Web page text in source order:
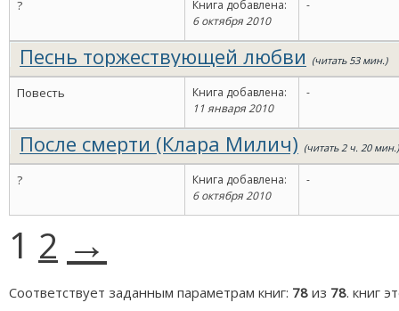
?
Книга добавлена:
6 октября 2010
-
Песнь торжествующей любви (читать 53 мин.)
Повесть
Книга добавлена:
11 января 2010
-
После смерти (Клара Милич) (читать 2 ч. 20 мин.)
?
Книга добавлена:
6 октября 2010
-
1 2 →
Соответствует заданным параметрам книг: 78 из 78. книг